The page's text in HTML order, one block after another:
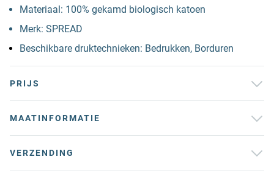
Materiaal: 100% gekamd biologisch katoen
Merk: SPREAD
Beschikbare druktechnieken: Bedrukken, Borduren
PRIJS
MAATINFORMATIE
VERZENDING